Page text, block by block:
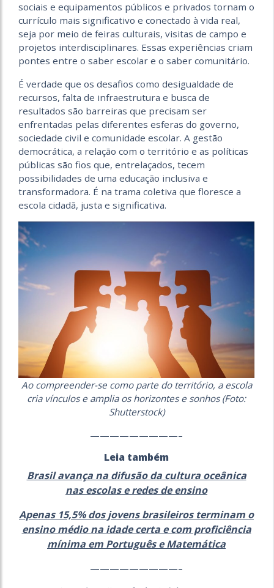
sociais e equipamentos públicos e privados tornam o
currículo mais significativo e conectado à vida real,
seja por meio de feiras culturais, visitas de campo e
projetos interdisciplinares. Essas experiências criam
pontes entre o saber escolar e o saber comunitário.
É verdade que os desafios como desigualdade de
recursos, falta de infraestrutura e busca de
resultados são barreiras que precisam ser
enfrentadas pelas diferentes esferas do governo,
sociedade civil e comunidade escolar. A gestão
democrática, a relação com o território e as políticas
públicas são fios que, entrelaçados, tecem
possibilidades de uma educação inclusiva e
transformadora. É na trama coletiva que floresce a
escola cidadã, justa e significativa.
Ao compreender-se como parte do território, a escola
cria vínculos e amplia os horizontes e sonhos (Foto:
Shutterstock)
—————————–
Leia também
Brasil avança na difusão da cultura oceânica
nas escolas e redes de ensino
Apenas 15,5% dos jovens brasileiros terminam o
ensino médio na idade certa e com proficiência
mínima em Português e Matemática
—————————–